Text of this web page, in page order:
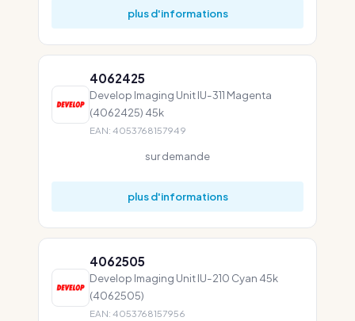
plus d'informations
4062425
Develop Imaging Unit IU-311 Magenta
(4062425) 45k
EAN: 4053768157949
sur demande
plus d'informations
4062505
Develop Imaging Unit IU-210 Cyan 45k
(4062505)
EAN: 4053768157956